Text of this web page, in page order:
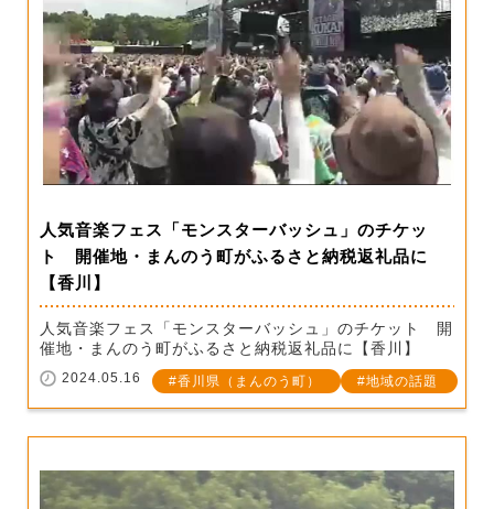
人気音楽フェス「モンスターバッシュ」のチケッ
ト 開催地・まんのう町がふるさと納税返礼品に
【香川】
人気音楽フェス「モンスターバッシュ」のチケット 開
催地・まんのう町がふるさと納税返礼品に【香川】
2024.05.16 香川県（まんのう町） 地域の話題